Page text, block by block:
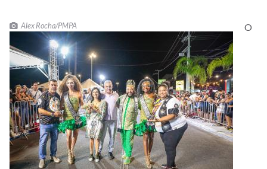
Alex Rocha/PMPA O